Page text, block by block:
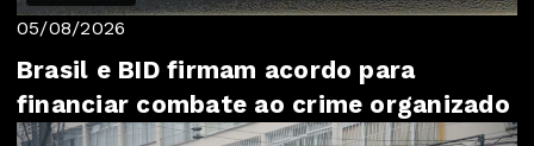
05/08/2026
Brasil e BID firmam acordo para
financiar combate ao crime organizado